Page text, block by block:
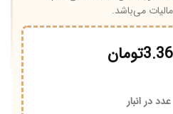
می‌باشد.
تومان